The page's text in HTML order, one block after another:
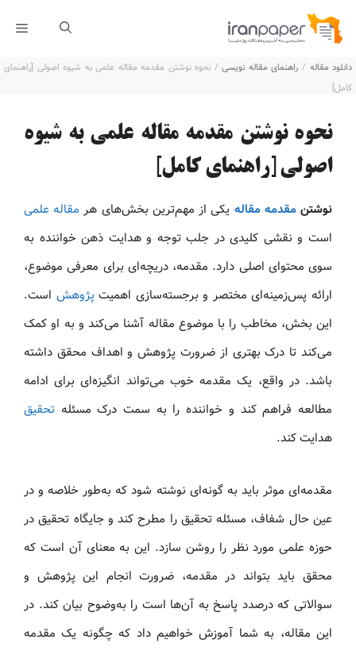
پرش
محتوا
دانلود مقاله / راهنمای مقاله نویسی/ نحوه نوشتن مقدمه مقاله علمی به شیوه اصولی [راهنمای
کامل]
نحوه نوشتن مقدمه مقاله علمی به شیوه
اصولی [راهنمای کامل]
نوشتنمقدمه مقاله یکی از مهم‌ترین بخش‌های هر مقاله علمی
است و نقشی کلیدی در جلب توجه و هدایت ذهن خواننده به
سوی محتوای اصلی دارد. مقدمه، دریچه‌ای برای معرفی موضوع،
ارائه پس‌زمینه‌ای مختصر و برجسته‌سازی اهمیت پژوهش است.
این بخش، مخاطب را با موضوع مقاله آشنا می‌کند و به او کمک
می‌کند تا درک بهتری از ضرورت پژوهش و اهداف محقق داشته
باشد. در واقع، یک مقدمه خوب می‌تواند انگیزه‌ای برای ادامه
مطالعه فراهم کند و خواننده را به سمت درک مسئله تحقیق
هدایت کند.
مقدمه‌ای موثر باید به گونه‌ای نوشته شود که به‌طور خلاصه و در
عین حال شفاف، مسئله تحقیق را مطرح کند و جایگاه تحقیق در
حوزه علمی مورد نظر را روشن سازد. این به معنای آن است که
محقق باید بتواند در مقدمه، ضرورت انجام این پژوهش و
سوالاتی که درصدد پاسخ به آن‌ها است را به‌وضوح بیان کند. در
این مقاله، به شما آموزش خواهیم داد که چگونه یک مقدمه